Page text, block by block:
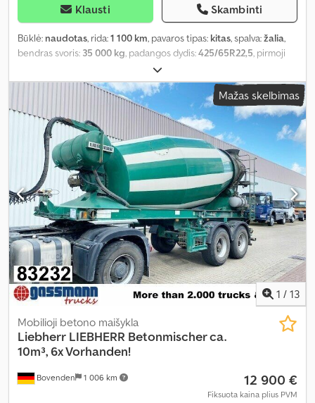
Klausti Skambinti
Būklė: naudotas, rida:1 100 km, pavaros tipas: kitas, spalva:žalia,
bendras svoris: 35 000 kg, padangos dydis:425/65R22,5, pirmoji
oras, vairuotojo kabina:
bazė:1 300 mm, Įranga:ABS,
Mažas skelbimas
1 / 13
Bovenden 1 006 km
Mobilioji betono maišykla
Liebherr LIEBHERR Betonmischer ca.
10m³, 6x Vorhanden!
12 900 €
Fiksuota kaina plius PVM